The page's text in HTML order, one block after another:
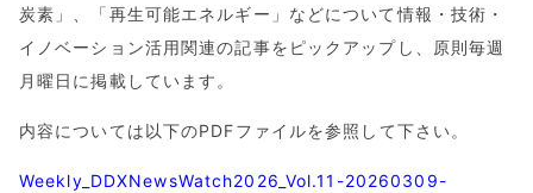
炭素」、「再生可能エネルギー」などについて情報・技術・
イノベーション活用関連の記事をピックアップし、原則毎週
月曜日に掲載しています。
内容については以下のPDFファイルを参照して下さい。
Weekly_DDXNewsWatch2026_Vol.11-20260309-